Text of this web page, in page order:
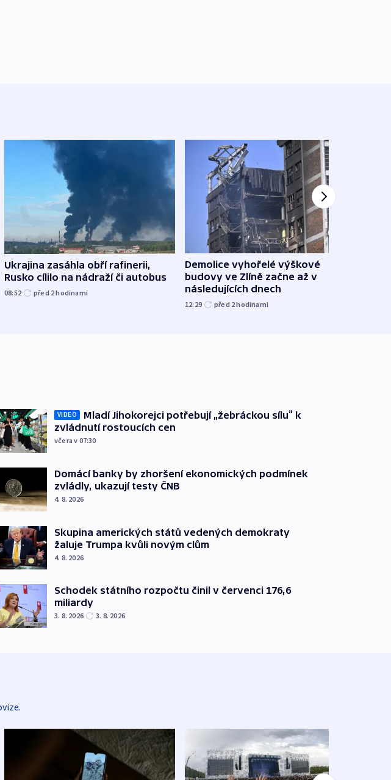
Ukrajina zasáhla obří rafinerii,
Rusko cílilo na nádraží či autobus
08:52 před 2hodinami
Demolice vyhořelé výškové
budovy ve Zlíně začne až v
následujících dnech
12:29 před 2hodinami
VIDEO
Mladí Jihokorejci potřebují „žebráckou sílu“ k
zvládnutí rostoucích cen
včera v 07:30
Domácí banky by zhoršení ekonomických podmínek
zvládly, ukazují testy ČNB
4. 8. 2026
Skupina amerických států vedených demokraty
žaluje Trumpa kvůli novým clům
4. 8. 2026
Schodek státního rozpočtu činil v červenci 176,6
miliardy
3. 8. 2026 3. 8. 2026